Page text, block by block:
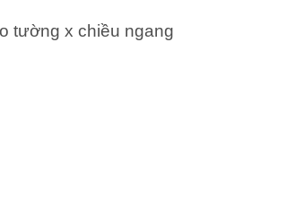
tường x chiều ngang